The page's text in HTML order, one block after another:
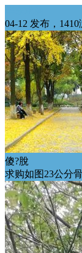
04-12 发布，1410
傻?脫
求购如图23公分